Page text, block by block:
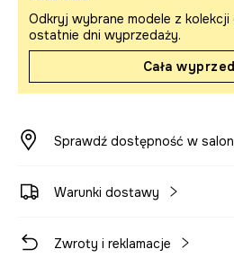
Odkryj wybrane modele z kolekcji
ostatnie dni wyprzedaży.
Cała
Sprawdź dostępność w
Warunki dostawy
Zwroty i reklamacje